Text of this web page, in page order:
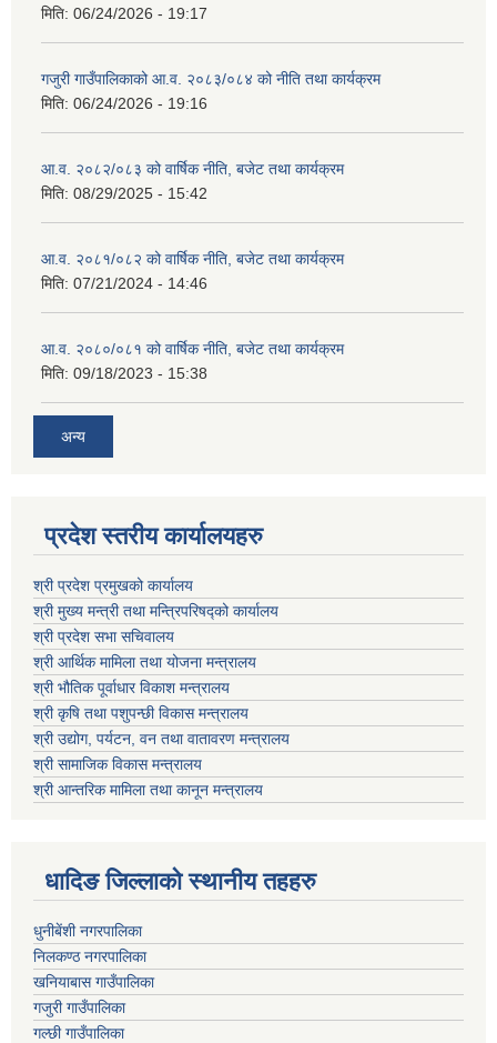
मिति: 06/24/2026 - 19:17
गजुरी गाउँपालिकाको आ.व. २०८३/०८४ को नीति तथा कार्यक्रम
मिति: 06/24/2026 - 19:16
आ.व. २०८२/०८३ को वार्षिक नीति, बजेट तथा कार्यक्रम
मिति: 08/29/2025 - 15:42
आ.व. २०८१/०८२ को वार्षिक नीति, बजेट तथा कार्यक्रम
मिति: 07/21/2024 - 14:46
आ.व. २०८०/०८१ को वार्षिक नीति, बजेट तथा कार्यक्रम
मिति: 09/18/2023 - 15:38
अन्य
प्रदेश स्तरीय कार्यालयहरु
श्री प्रदेश प्रमुखको कार्यालय
श्री मुख्य मन्त्री तथा मन्त्रिपरिषद्को कार्यालय
श्री प्रदेश सभा सचिवालय
श्री आर्थिक मामिला तथा योजना मन्त्रालय
श्री भौतिक पूर्वाधार विकाश मन्त्रालय
श्री कृषि तथा पशुपन्छी विकास मन्त्रालय
श्री उद्योग, पर्यटन, वन तथा वातावरण मन्त्रालय
श्री सामाजिक विकास मन्त्रालय
श्री आन्तरिक मामिला तथा कानून मन्त्रालय
धादिङ जिल्लाकाे स्थानीय तहहरु
धुनीबेंशी नगरपालिका
निलकण्ठ नगरपालिका
खनियाबास गाउँपालिका
गजुरी गाउँपालिका
गल्छी गाउँपालिका